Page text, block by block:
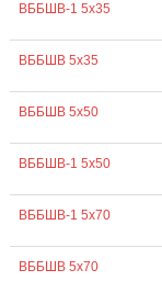
ВББШВ-1 5х35
ВББШВ 5х35
ВББШВ 5х50
ВББШВ-1 5х50
ВББШВ-1 5х70
ВББШВ 5х70